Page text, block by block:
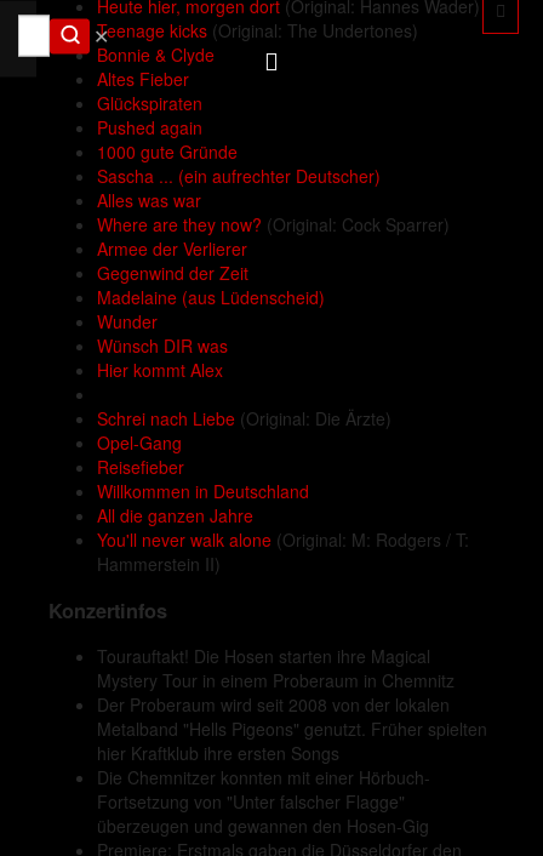
✕
Heute hier, morgen dort (Original: Hannes Wader)
Teenage kicks (Original: The Undertones)
Bonnie & Clyde
Altes Fieber
Glückspiraten
Pushed again
1000 gute Gründe
Sascha ... (ein aufrechter Deutscher)
Alles was war
Where are they now? (Original: Cock Sparrer)
Armee der Verlierer
Gegenwind der Zeit
Madelaine (aus Lüdenscheid)
Wunder
Wünsch DIR was
Hier kommt Alex
Schrei nach Liebe (Original: Die Ärzte)
Opel-Gang
Reisefieber
Willkommen in Deutschland
All die ganzen Jahre
You'll never walk alone (Original: M: Rodgers / T:
Hammerstein II)
Konzertinfos
Tourauftakt! Die Hosen starten ihre Magical
Mystery Tour in einem Proberaum in Chemnitz
Der Proberaum wird seit 2008 von der lokalen
Metalband "Hells Pigeons" genutzt. Früher spielten
hier Kraftklub ihre ersten Songs
Die Chemnitzer konnten mit einer Hörbuch-
Fortsetzung von "Unter falscher Flagge"
überzeugen und gewannen den Hosen-Gig
Premiere: Erstmals gaben die Düsseldorfer den